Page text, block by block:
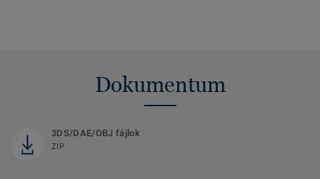
Dokumentum
3DS/DAE/OBJ fájlok
ZIP